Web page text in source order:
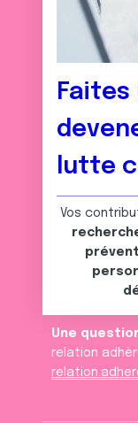
lutte
Vos
Une
relation